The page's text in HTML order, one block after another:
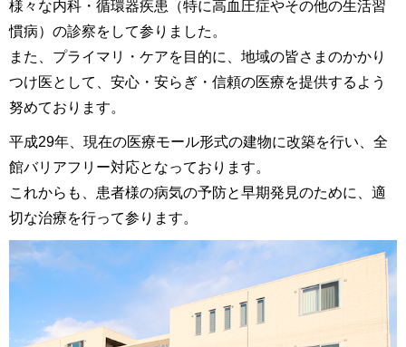
様々な内科・循環器疾患（特に高血圧症やその他の生活習
慣病）の診察をして参りました。
また、プライマリ・ケアを目的に、地域の皆さまのかかり
つけ医として、安心・安らぎ・信頼の医療を提供するよう
努めております。
平成29年、現在の医療モール形式の建物に改築を行い、全
館バリアフリー対応となっております。
これからも、患者様の病気の予防と早期発見のために、適
切な治療を行って参ります。